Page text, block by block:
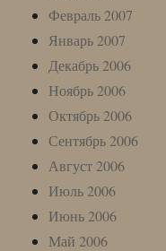
Февраль 2007
Январь 2007
Декабрь 2006
Ноябрь 2006
Октябрь 2006
Сентябрь 2006
Август 2006
Июль 2006
Июнь 2006
Май 2006